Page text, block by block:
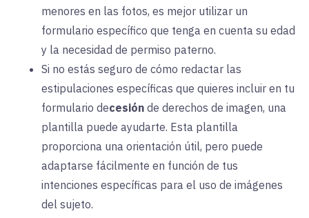
menores en las fotos, es mejor utilizar un
formulario específico que tenga en cuenta su edad
y la necesidad de permiso paterno.
Si no estás seguro de cómo redactar las
estipulaciones específicas que quieres incluir en tu
formulario decesión de derechos de imagen, una
plantilla puede ayudarte. Esta plantilla
proporciona una orientación útil, pero puede
adaptarse fácilmente en función de tus
intenciones específicas para el uso de imágenes
del sujeto.